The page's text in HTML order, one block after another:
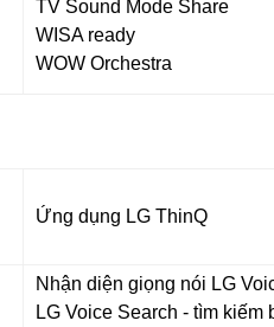
TV Sound Mode Share
WISA ready
WOW Orchestra
Ứng dụng LG ThinQ
Nhận diện giọng nói LG
LG Voice Search - tìm